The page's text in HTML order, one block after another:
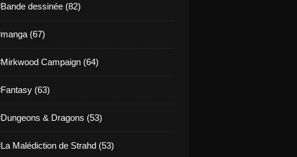
dessinée (82)
(67)
Campaign (64)
(63)
& Dragons (53)
Malédiction de Strahd (53)